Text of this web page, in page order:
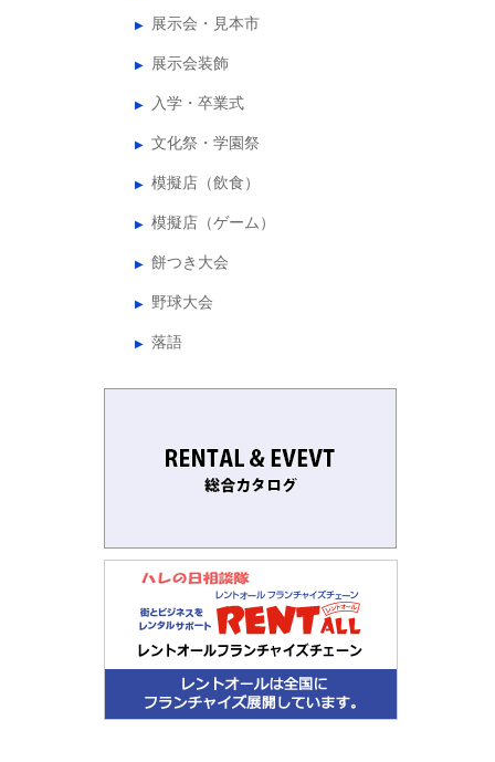
展示会・見本市
展示会装飾
入学・卒業式
文化祭・学園祭
模擬店（飲食）
模擬店（ゲーム）
餅つき大会
野球大会
落語